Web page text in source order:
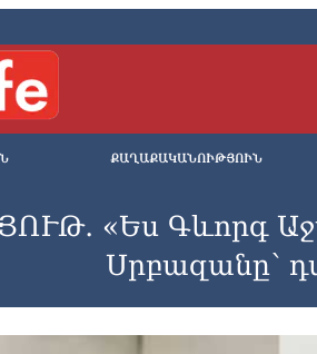
ՔԱՂԱՔԱԿԱՆՈՒԹՅՈՒՆ
«Ես Գևորգ
Սրբազանը՝